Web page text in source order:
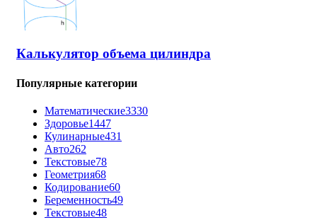
Калькулятор объема цилиндра
Популярные категории
Математические3330
Здоровье1447
Кулинарные431
Авто262
Текстовые78
Геометрия68
Кодирование60
Беременность49
Текстовые48